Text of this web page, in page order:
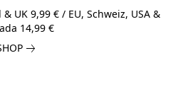
UK 9,99 € / EU, Schweiz, USA &
14,99 €